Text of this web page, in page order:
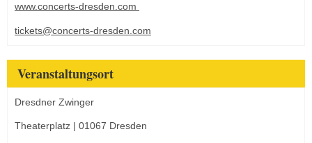
www.concerts-dresden.com
tickets@concerts-dresden.com
Veranstaltungsort
Dresdner Zwinger
Theaterplatz | 01067 Dresden